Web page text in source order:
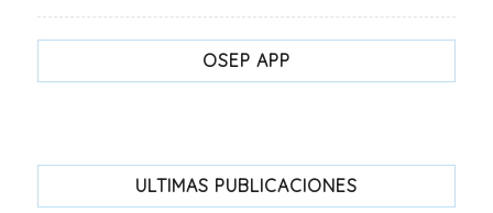
OSEP APP
ULTIMAS PUBLICACIONES